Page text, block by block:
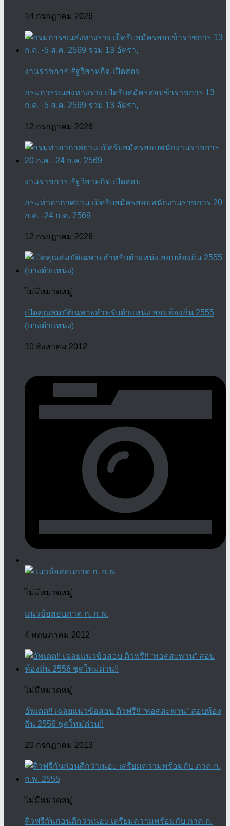
14 กรกฎาคม 2026
งานราชการ-รัฐวิสาหกิจ-เปิดสอบ
กรมการขนส่งทางราง เปิดรับสมัครสอบข้าราชการ 13
ก.ค. -5 ส.ค. 2569 รวม 13 อัตรา,
12 กรกฎาคม 2026
งานราชการ-รัฐวิสาหกิจ-เปิดสอบ
กรมท่าอากาศยาน เปิดรับสมัครสอบพนักงานราชการ 20
ก.ค. -24 ก.ค. 2569
12 กรกฎาคม 2026
ไม่มีหมวดหมู่
เปิดคุณสมบัติเฉพาะสำหรับตำแหน่ง สอบท้องถิ่น 2555
(บางตำแหน่ง)
10 สิงหาคม 2012
ไม่มีหมวดหมู่
แนวข้อสอบภาค ก. ก.พ.
4 พฤษภาคม 2012
ไม่มีหมวดหมู่
อัพเดต!! เฉลยแนวข้อสอบ ติวฟรี!! “ทอดสะพาน” สอบท้อง
ถิ่น 2556 ชุดใหม่ด่วน!!
20 กรกฎาคม 2013
ไม่มีหมวดหมู่
ติวฟรีกันก่อนดีกว่าเนอะ เตรียมความพร้อมกับ ภาค ก.